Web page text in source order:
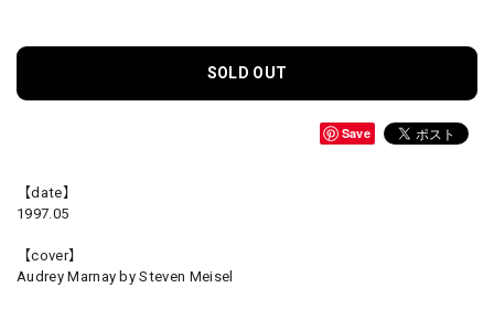
SOLD OUT
Save
【date】
1997.05
【cover】
Audrey Marnay by Steven Meisel